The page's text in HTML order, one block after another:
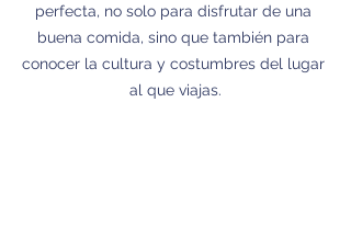
perfecta, no solo para disfrutar de una
buena comida, sino que también para
conocer la cultura y costumbres del lugar
al que viajas.